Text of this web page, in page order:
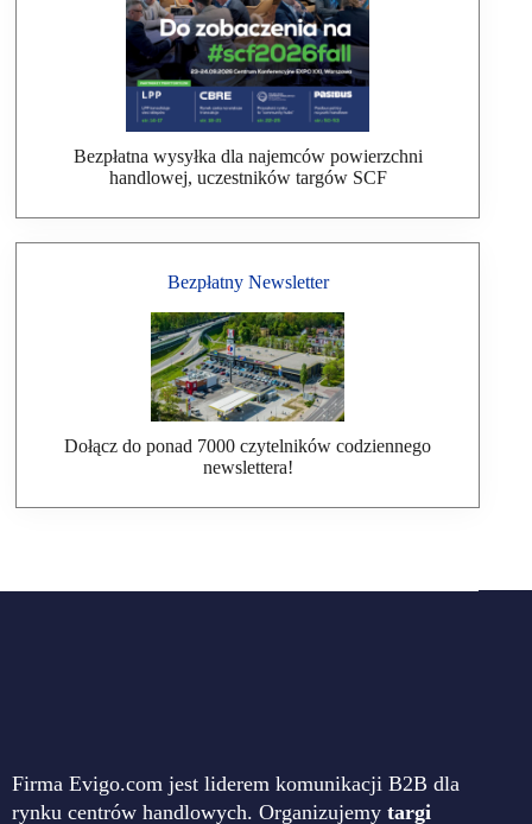
Bezpłatna wysyłka dla najemców powierzchni
handlowej, uczestników targów SCF
Bezpłatny Newsletter
Dołącz do ponad 7000 czytelników codziennego
newslettera!
Firma Evigo.com jest liderem komunikacji B2B dla
rynku centrów handlowych. Organizujemy targi